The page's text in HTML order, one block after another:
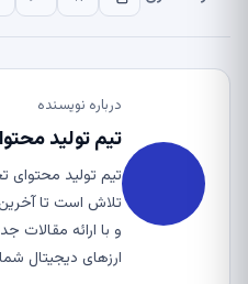
درباره نویسنده
تیم تولید محتوا
تیم تولید محتوای
تلاش است تا
و با ارائه مقالات
ارزهای دیجیتال